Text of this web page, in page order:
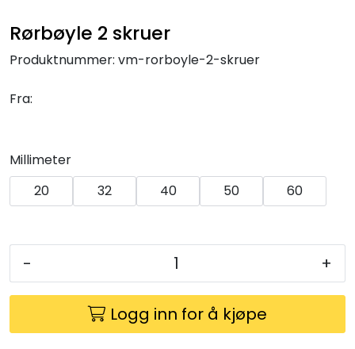
Rørbøyle 2 skruer
Produktnummer: vm-rorboyle-2-skruer
Fra:
Millimeter
20
32 40 50 60
- +
Logg inn for å kjøpe
FPL
Teknisk rom
Planfront radiatorer
Watersafe
Elektrokjeler